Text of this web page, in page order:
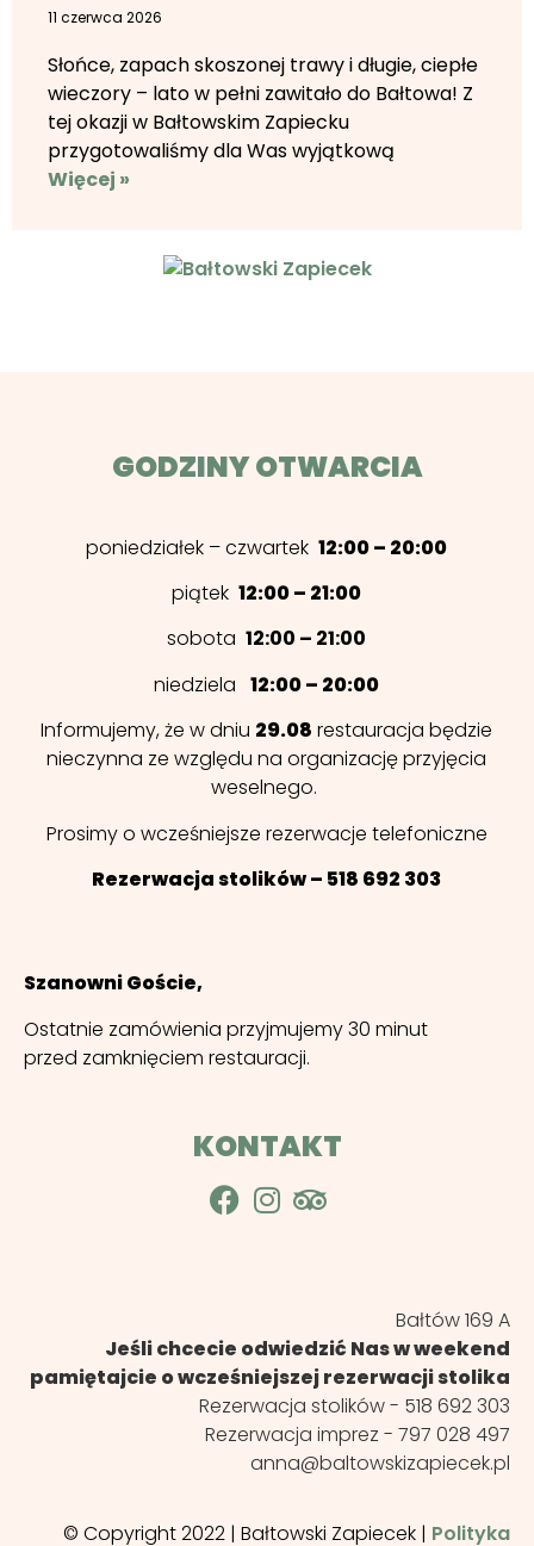
11 czerwca 2026
Słońce, zapach skoszonej trawy i długie, ciepłe
wieczory – lato w pełni zawitało do Bałtowa! Z
tej okazji w Bałtowskim Zapiecku
przygotowaliśmy dla Was wyjątkową
Więcej »
GODZINY OTWARCIA
poniedziałek – czwartek12:00 – 20:00
piątek12:00 – 21:00
sobota12:00 – 21:00
niedziela12:00 – 20:00
Informujemy, że w dniu 29.08 restauracja będzie
nieczynna ze względu na organizację przyjęcia
weselnego.
Prosimy o wcześniejsze rezerwacje telefoniczne
Rezerwacja stolików – 518 692 303
Szanowni Goście,
Ostatnie zamówienia przyjmujemy 30 minut
przed zamknięciem restauracji.
KONTAKT
Bałtów 169 A
Jeśli chcecie odwiedzić Nas w weekend
pamiętajcie o wcześniejszej rezerwacji stolika
Rezerwacja stolików - 518 692 303
Rezerwacja imprez - 797 028 497
anna@baltowskizapiecek.pl
© Copyright 2022 | Bałtowski Zapiecek | Polityka